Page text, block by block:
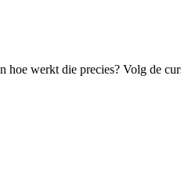
werkt die precies? Volg de